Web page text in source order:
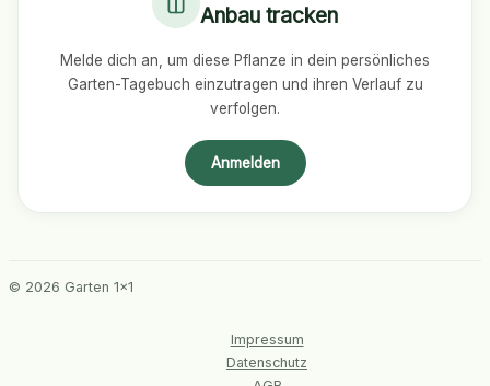
Anbau tracken
Melde dich an, um diese Pflanze in dein persönliches
Garten-Tagebuch einzutragen und ihren Verlauf zu
verfolgen.
Anmelden
© 2026 Garten 1x1
Impressum
Datenschutz